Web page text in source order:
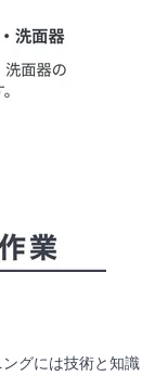
グには技術と知識